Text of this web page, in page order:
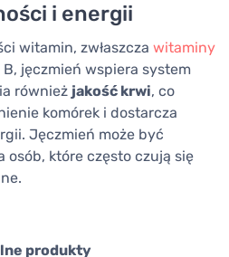
i energii
witamin, zwłaszcza witaminy
jęczmień wspiera system
również jakość krwi, co
komórek i dostarcza
Jęczmień może być
które często czują się
produkty